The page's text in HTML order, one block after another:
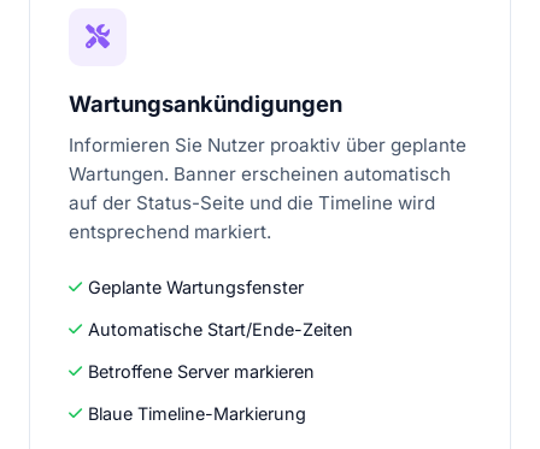
Wartungsankündigungen
Informieren Sie Nutzer proaktiv über geplante
Wartungen. Banner erscheinen automatisch
auf der Status-Seite und die Timeline wird
entsprechend markiert.
Geplante Wartungsfenster
Automatische Start/Ende-Zeiten
Betroffene Server markieren
Blaue Timeline-Markierung